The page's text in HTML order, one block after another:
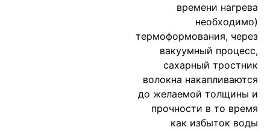
времени нагрева
необходимо)
термоформования, через
вакуумный процесс,
сахарный тростник
волокна накапливаются
до желаемой толщины и
прочности в то время
как избыток воды